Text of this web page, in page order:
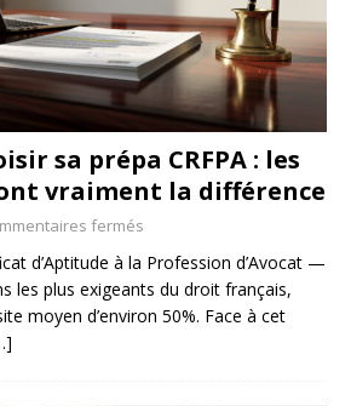
sa prépa CRFPA : les
vraiment la différence
fermés
d’Aptitude à la Profession d’Avocat —
les plus exigeants du droit français,
moyen d’environ 50%. Face à cet